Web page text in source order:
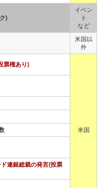
)
イベン
ト
など
米国以
外
票権あり)
米国
連銀総裁の発言(投票